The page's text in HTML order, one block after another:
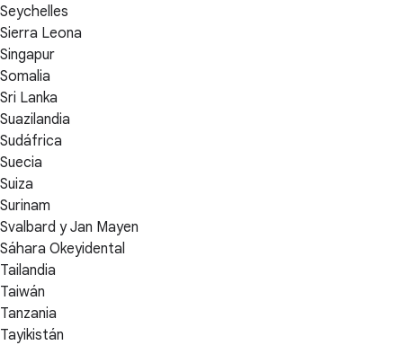
Seychelles
Sierra Leona
Singapur
Somalia
Sri Lanka
Suazilandia
Sudáfrica
Suecia
Suiza
Surinam
Svalbard y Jan Mayen
Sáhara Okeyidental
Tailandia
Taiwán
Tanzania
Tayikistán